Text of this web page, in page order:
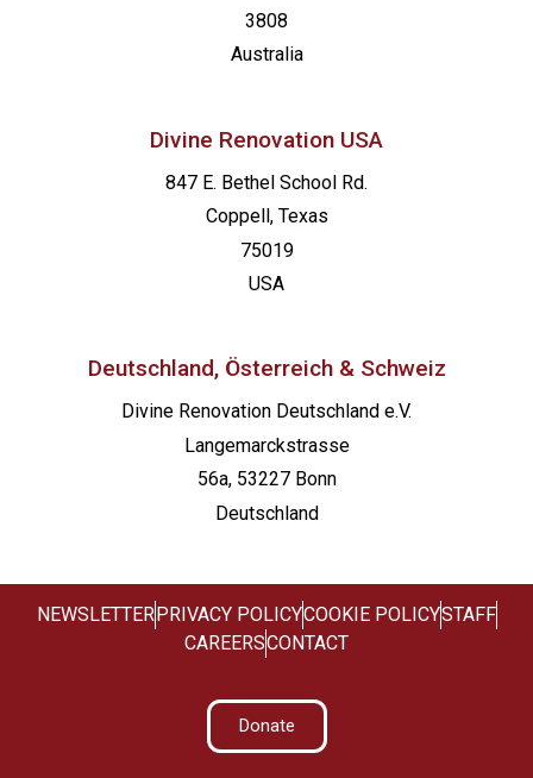
3808
Australia
Divine Renovation USA
847 E. Bethel School Rd.
Coppell, Texas
75019
USA
Deutschland, Österreich & Schweiz
Divine Renovation Deutschland e.V.
Langemarckstrasse
56a, 53227 Bonn
Deutschland
NEWSLETTER PRIVACY POLICYCOOKIE POLICYSTAFF
CAREERSCONTACT
Donate